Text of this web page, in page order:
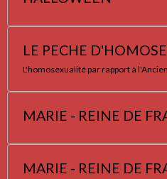
LE PECHE
L'homosexualité par rapport à
MARIE - REINE DE
MARIE - REINE DE